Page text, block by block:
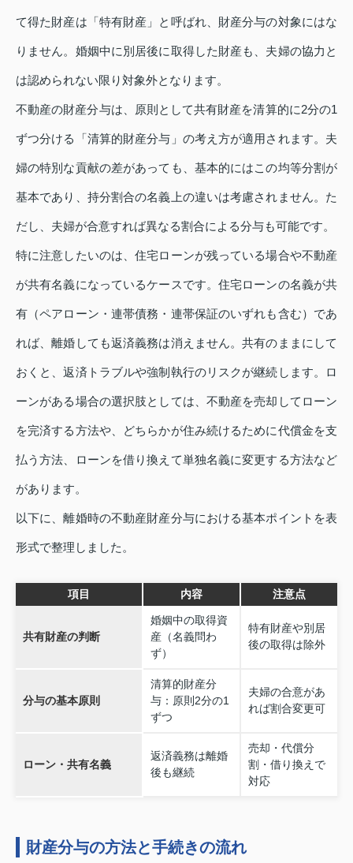
て得た財産は「特有財産」と呼ばれ、財産分与の対象にはな
りません。婚姻中に別居後に取得した財産も、夫婦の協力と
は認められない限り対象外となります。
不動産の財産分与は、原則として共有財産を清算的に2分の1
ずつ分ける「清算的財産分与」の考え方が適用されます。夫
婦の特別な貢献の差があっても、基本的にはこの均等分割が
基本であり、持分割合の名義上の違いは考慮されません。た
だし、夫婦が合意すれば異なる割合による分与も可能です。
特に注意したいのは、住宅ローンが残っている場合や不動産
が共有名義になっているケースです。住宅ローンの名義が共
有（ペアローン・連帯債務・連帯保証のいずれも含む）であ
れば、離婚しても返済義務は消えません。共有のままにして
おくと、返済トラブルや強制執行のリスクが継続します。ロ
ーンがある場合の選択肢としては、不動産を売却してローン
を完済する方法や、どちらかが住み続けるために代償金を支
払う方法、ローンを借り換えて単独名義に変更する方法など
があります。
以下に、離婚時の不動産財産分与における基本ポイントを表
形式で整理しました。
項目 内容 注意点
共有財産の判断
婚姻中の取得資
産（名義問わ
ず）
特有財産や別居
後の取得は除外
分与の基本原則
清算的財産分
与：原則2分の1
ずつ
夫婦の合意があ
れば割合変更可
ローン・共有名義
返済義務は離婚
後も継続
売却・代償分
割・借り換えで
対応
財産分与の方法と手続きの流れ